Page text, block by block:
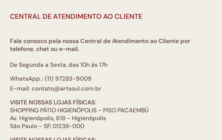
CENTRAL DE ATENDIMENTO AO CLIENTE
Fale conosco pela nossa Central de Atendimento ao Cliente por
telefone, chat ou e-mail.
De Segunda a Sexta, das 10h às 17h
WhatsApp.: (11) 97283-9009
E-mail: contato@artsoul.com.br
VISITE NOSSAS LOJAS FÍSICAS:
SHOPPING PÁTIO HIGIENÓPOLIS - PISO PACAEMBÚ
Av. Higienópolis, 618 - Higienópolis
São Paulo - SP, 01238-000